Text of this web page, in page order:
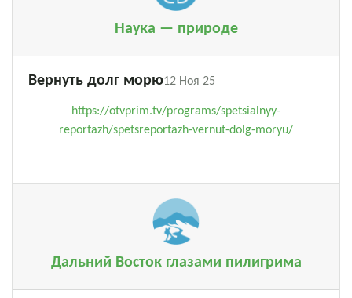
Наука — природе
Вернуть долг морю12 Ноя 25
https://otvprim.tv/programs/spetsialnyy-
reportazh/spetsreportazh-vernut-dolg-moryu/
Дальний Восток глазами пилигрима